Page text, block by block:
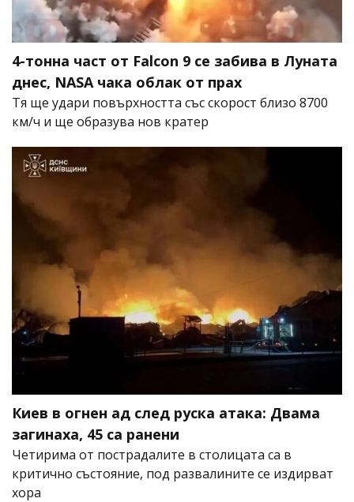
4-тонна част от Falcon 9 се забива в Луната
днес, NASA чака облак от прах
Тя ще удари повърхността със скорост близо 8700
км/ч и ще образува нов кратер
Киев в огнен ад след руска атака: Двама
загинаха, 45 са ранени
Четирима от пострадалите в столицата са в
критично състояние, под развалините се издирват
хора